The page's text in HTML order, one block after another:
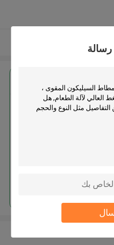
رسالة
سعر ل
مطاط السيليكون
خرطوم مضفر سيليكون